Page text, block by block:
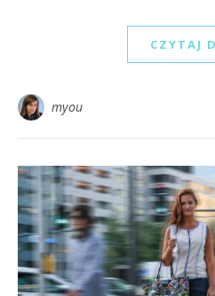
CZYTAJ
myou